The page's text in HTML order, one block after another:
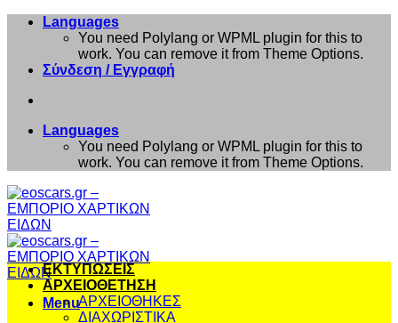
Μετάβαση
περιεχόμενο
Languages
You need Polylang or WPML plugin for this to
work. You can remove it from Theme Options.
Σύνδεση / Εγγραφή
Languages
You need Polylang or WPML plugin for this to
work. You can remove it from Theme Options.
Menu
ΕΚΤΥΠΩΣΕΙΣ
ΑΡΧΕΙΟΘΕΤΗΣΗ
ΑΡΧΕΙΟΘΗΚΕΣ
ΔΙΑΧΩΡΙΣΤΙΚΑ